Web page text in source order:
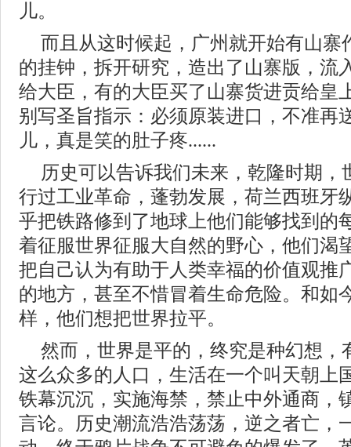
儿。
而且从这时候起，广州就开始有山寨
的挂钟，拆开研究，造出了山寨版，流
给大臣，有的大臣买了山寨货进贡给皇
别写圣旨指示：必须原装进口，不准再
儿，真是笑的肚子疼......
历史可以告诉我们未来，乾隆时期，
行过工业革命，蓬勃发展，荷兰西班牙
乎把铁路修到了地球上他们能够找到的
着征服世界征服大自然的野心，他们渴
把自己认为有助于人类幸福的价值观推
的地方，甚至不惜冒着生命危险。和如
样，他们想把世界拉平。
然而，世界是平的，终究是种幻想，
这么众多的人口，生活在一个叫天朝上
铁幕沉沉，实施海禁，禁止中外通商，
言论。历史潮流浩浩荡荡，逆之者亡，